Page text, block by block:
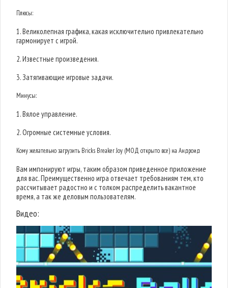
Плюсы:
1. Великолепная графика, какая исключительно привлекательно
гармонирует с игрой.
2. Известные произведения.
3. Затягивающие игровые задачи.
Минусы:
1. Вялое управление.
2. Огромные системные условия.
Кому желательно загрузить Bricks Breaker Joy (МОД открыто все) на Андроид
Вам импонируют игры, таким образом приведенное приложение
для вас. Преимущественно игра отвечает требованиям тем, кто
рассчитывает радостно и с толком распределить вакантное
время, а так же деловым пользователям.
Видео: